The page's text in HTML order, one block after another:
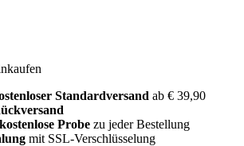
Standardversand ab € 39,90
Probe zu jeder Bestellung
mit SSL-Verschlüsselung